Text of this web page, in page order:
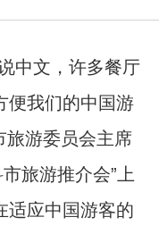
中文，许多餐厅
便我们的中国游
旅游委员会主席
旅游推介会”上
适应中国游客的